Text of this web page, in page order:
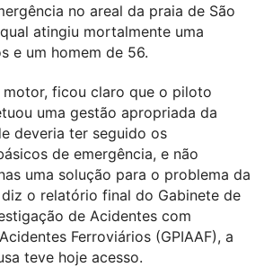
no areal da praia de São
atingiu mortalmente uma
e um homem de 56.
motor, ficou claro que o piloto
uma gestão apropriada da
deveria ter seguido os
de emergência, e não
uma solução para o problema da
o relatório final do Gabinete de
de Acidentes com
Ferroviários (GPIAAF), a
teve hoje acesso.